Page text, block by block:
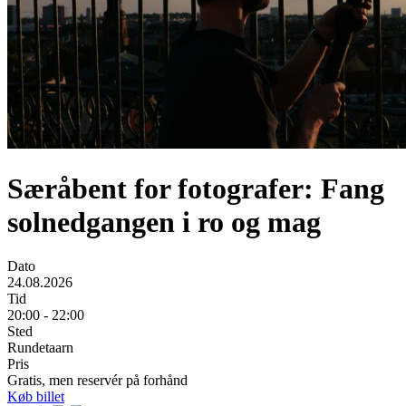
Særåbent for fotografer: Fang
solnedgangen i ro og mag
Dato
24.08.2026
Tid
20:00 - 22:00
Sted
Rundetaarn
Pris
Gratis, men reservér på forhånd
Køb billet